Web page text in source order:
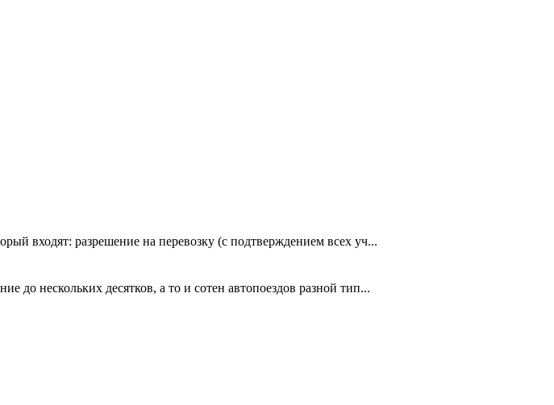
входят: разрешение на перевозку (с подтверждением всех уч...
до нескольких десятков, а то и сотен автопоездов разной тип...